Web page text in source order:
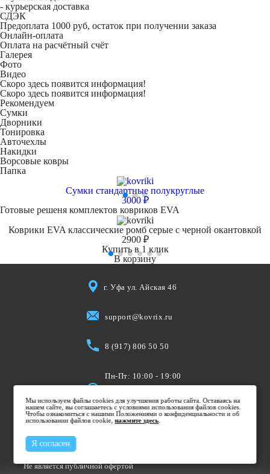
- курьерская доставка
СДЭК
Предоплата 1000 руб, остаток при получении заказа
Онлайн-оплата
Оплата на расчётный счёт
Галерея
Фото
Видео
Скоро здесь появится информация!
Скоро здесь появится информация!
Рекомендуем
Сумки
Дворники
Тонировка
Авточехлы
Накидки
Ворсовые ковры
Папка
Сумки стандартные полукруглые
3000 ₽
Готовые решеня комплектов ковриков EVA
Коврики EVA классические ромб серые с черной окантовкой
2900 ₽
Купить в 1 клик
В корзину
г. Уфа ул. Айская 46
support@kovrix.ru
8 (917) 806 50 50
Пн-Пт: 10:00 - 19:00
Вс: Выходной
Не является публичной офертой
Мы используем файлы cookies для улучшения работы сайта. Оставаясь на
нашем сайте, вы соглашаетесь с условиями использования файлов cookies.
Чтобы ознакомиться с нашими Положениями о конфиденциальности и об
использовании файлов cookie,нажмите здесь.
Я согласен